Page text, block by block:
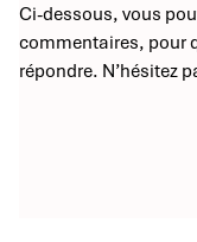
Ci-dessous, vous
commentaires, pour
répondre. N’hésitez